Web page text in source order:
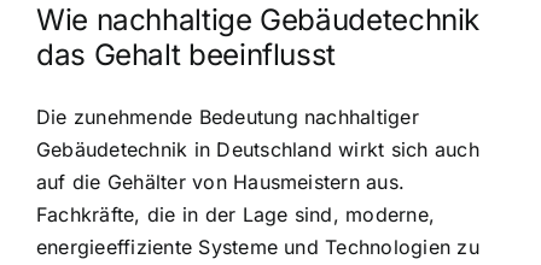
Wie nachhaltige Gebäudetechnik
das Gehalt beeinflusst
Die zunehmende Bedeutung nachhaltiger
Gebäudetechnik in Deutschland wirkt sich auch
auf die Gehälter von Hausmeistern aus.
Fachkräfte, die in der Lage sind, moderne,
energieeffiziente Systeme und Technologien zu